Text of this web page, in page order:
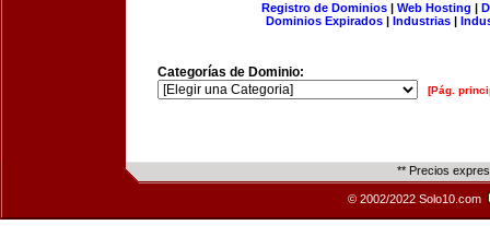
Registro de Dominios| Web Hosting |
Dominios Expirados | Industrias |
Categorías de Dominio:
[Pág.
** Precios
© 2002/2022 Solo10.com